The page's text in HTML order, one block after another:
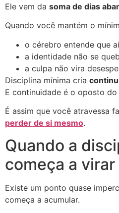
Ele vem da soma de dias
Quando você mantém o
o cérebro entende que
a identidade não se
a culpa não vira
Disciplina mínima cria
E continuidade é o oposto do
É assim que você atravessa
perder de si mesmo.
Quando a
começa a virar
Existe um ponto quase
começa a acumular.